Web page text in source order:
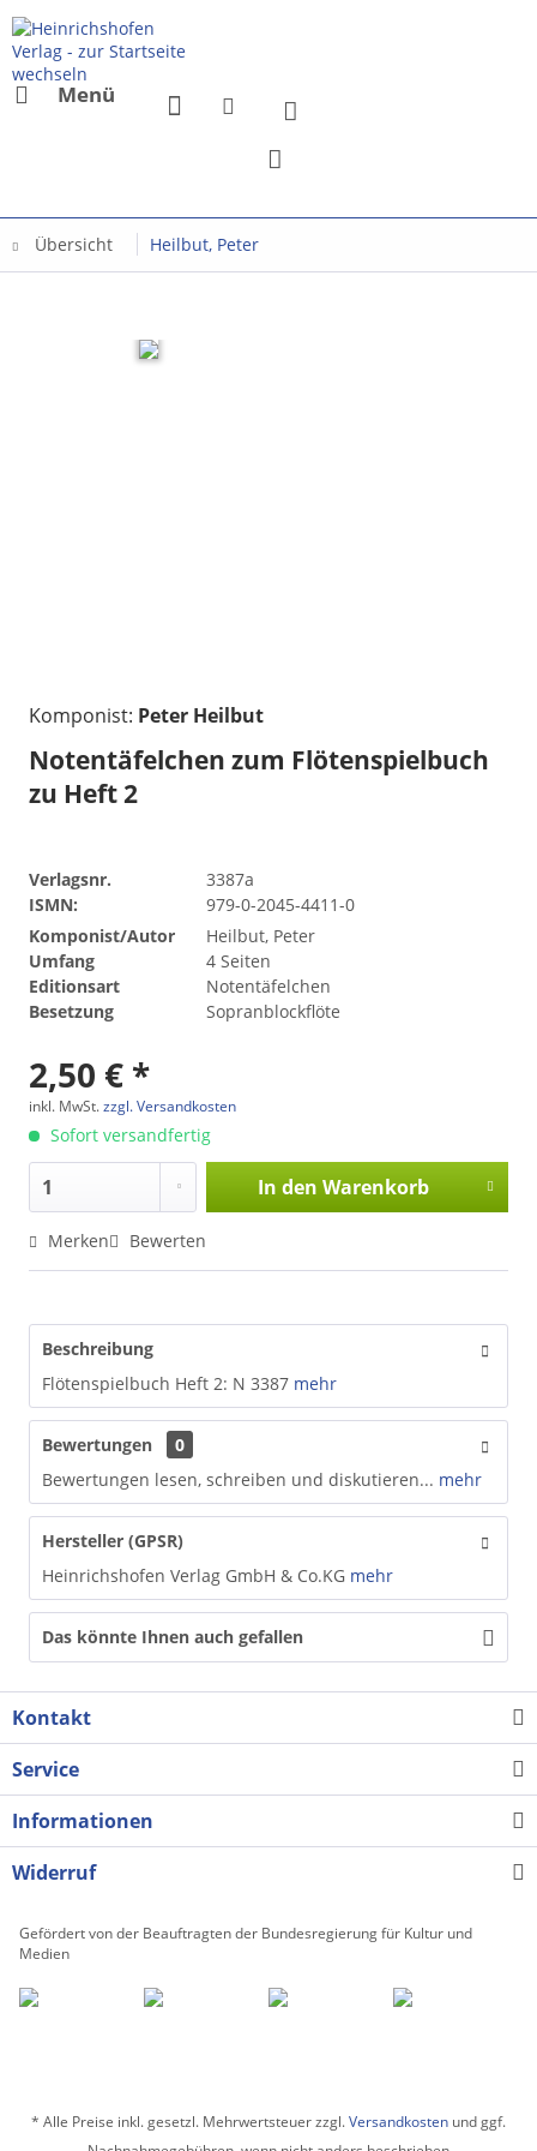
Menü
Übersicht Heilbut, Peter
Komponist: Peter Heilbut
Notentäfelchen zum Flötenspielbuch
zu Heft 2
Verlagsnr.
3387a
ISMN:
979-0-2045-4411-0
Komponist/Autor
Heilbut, Peter
Umfang
4 Seiten
Editionsart
Notentäfelchen
Besetzung
Sopranblockflöte
2,50 € *
inkl. MwSt.zzgl. Versandkosten
Sofort versandfertig
In den Warenkorb
Merken Bewerten
Beschreibung
Flötenspielbuch Heft 2: N 3387 mehr
Bewertungen
0
Bewertungen lesen, schreiben und diskutieren... mehr
Hersteller (GPSR)
Heinrichshofen Verlag GmbH & Co.KG mehr
Das könnte Ihnen auch gefallen
Kontakt
Service
Informationen
Widerruf
Gefördert von der Beauftragten der Bundesregierung für Kultur und
Medien
* Alle Preise inkl. gesetzl. Mehrwertsteuer zzgl.Versandkosten und ggf.